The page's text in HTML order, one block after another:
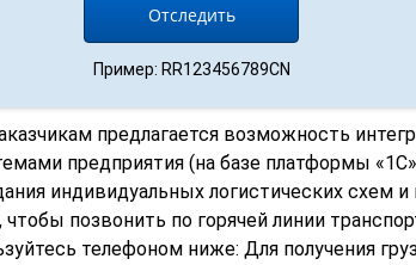
Пример: RR123456789CN
предлагается возможность
предприятия (на базе платформы
индивидуальных логистических схем и
позвонить по горячей линии
телефоном ниже: Для получения